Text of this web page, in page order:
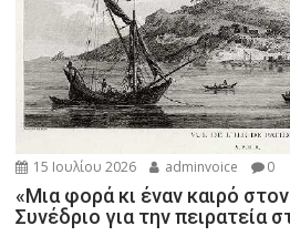
15 Ιουλίου 2026 adminvoice 0
«Μια φορά κι έναν καιρό
Συνέδριο για την πειρατεία